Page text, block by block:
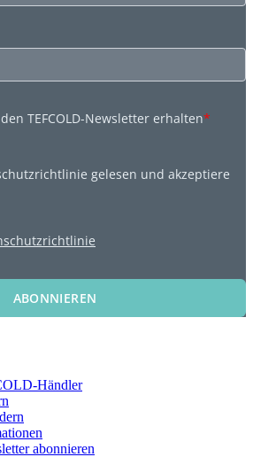
TEFCOLD-Newsletter erhalten*
gelesen und akzeptiere
ABONNIEREN
Händler
abonnieren